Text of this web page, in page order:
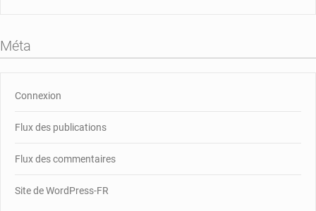
Méta
Connexion
Flux des publications
Flux des commentaires
Site de WordPress-FR